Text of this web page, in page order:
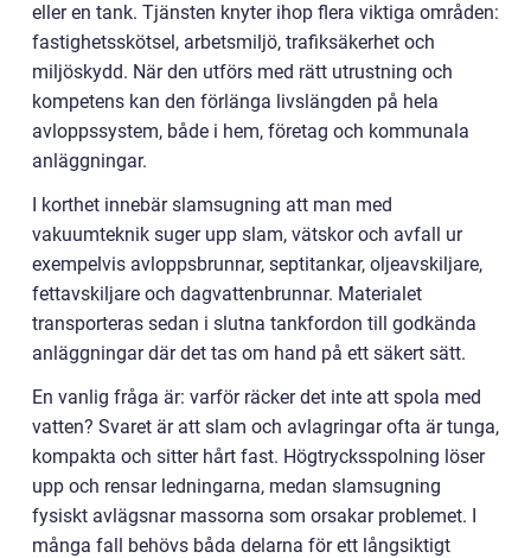
eller en tank. Tjänsten knyter ihop flera viktiga områden:
fastighetsskötsel, arbetsmiljö, trafiksäkerhet och
miljöskydd. När den utförs med rätt utrustning och
kompetens kan den förlänga livslängden på hela
avloppssystem, både i hem, företag och kommunala
anläggningar.
I korthet innebär slamsugning att man med
vakuumteknik suger upp slam, vätskor och avfall ur
exempelvis avloppsbrunnar, septitankar, oljeavskiljare,
fettavskiljare och dagvattenbrunnar. Materialet
transporteras sedan i slutna tankfordon till godkända
anläggningar där det tas om hand på ett säkert sätt.
En vanlig fråga är: varför räcker det inte att spola med
vatten? Svaret är att slam och avlagringar ofta är tunga,
kompakta och sitter hårt fast. Högtrycksspolning löser
upp och rensar ledningarna, medan slamsugning
fysiskt avlägsnar massorna som orsakar problemet. I
många fall behövs båda delarna för ett långsiktigt